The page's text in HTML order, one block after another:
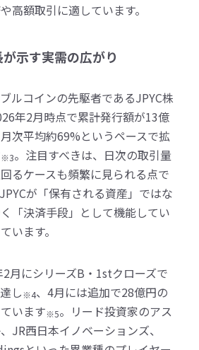
高額取引に適しています。
示す実需の広がり
ルコインの先駆者であるJPYC株
年2月時点で累計発行額が13億
次平均約69%というペースで拡
※3。注目すべきは、日次の取引量
るケースも頻繁に見られる点で
が「保有される資産」ではな
「決済手段」として機能してい
います。
月にシリーズB・1stクローズで
し※4、4月には追加で28億円の
います※5。リード投資家のアス
JR西日本イノベーションズ、